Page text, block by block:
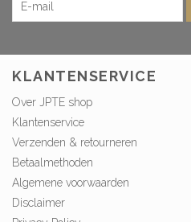
KLANTENSERVICE
Over JPTE shop
Klantenservice
Verzenden & retourneren
Betaalmethoden
Algemene voorwaarden
Disclaimer